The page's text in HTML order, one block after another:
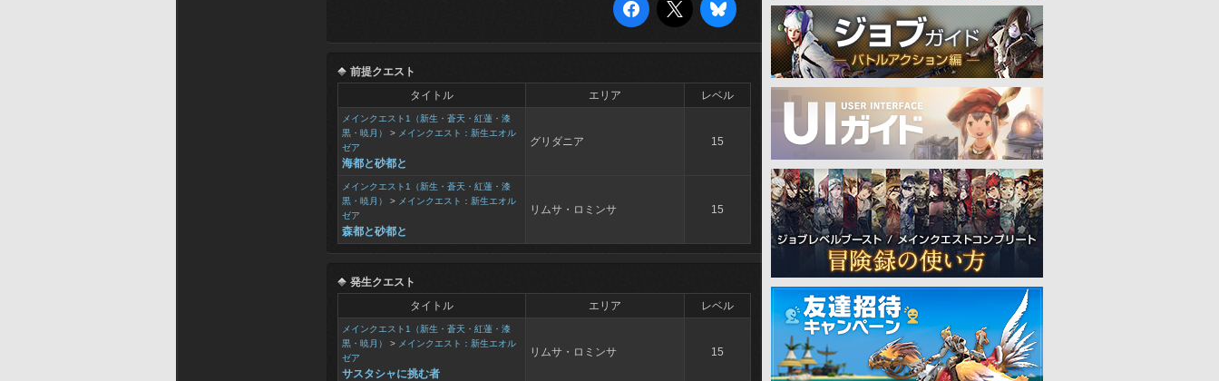
前提クエスト
タイトル
エリア レベル
メインクエスト1（新生・蒼天・紅蓮・漆
黒・暁月）
> メインクエスト：新生エオル
ゼア
海都と砂都と
グリダニア 15
メインクエスト1（新生・蒼天・紅蓮・漆
黒・暁月）
> メインクエスト：新生エオル
ゼア
森都と砂都と
リムサ・ロミンサ 15
発生クエスト
タイトル
エリア レベル
メインクエスト1（新生・蒼天・紅蓮・漆
黒・暁月）
> メインクエスト：新生エオル
ゼア
サスタシャに挑む者
リムサ・ロミンサ 15